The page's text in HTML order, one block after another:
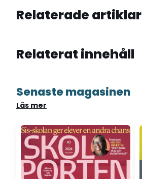
Relaterade artiklar
Relaterat innehåll
Senaste magasinen
Läs mer